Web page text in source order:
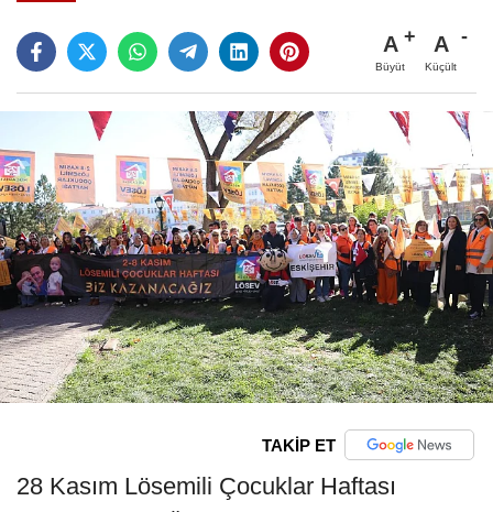
A
Büyüt
A
Küçült
TAKİP ET
28 Kasım Lösemili Çocuklar Haftası